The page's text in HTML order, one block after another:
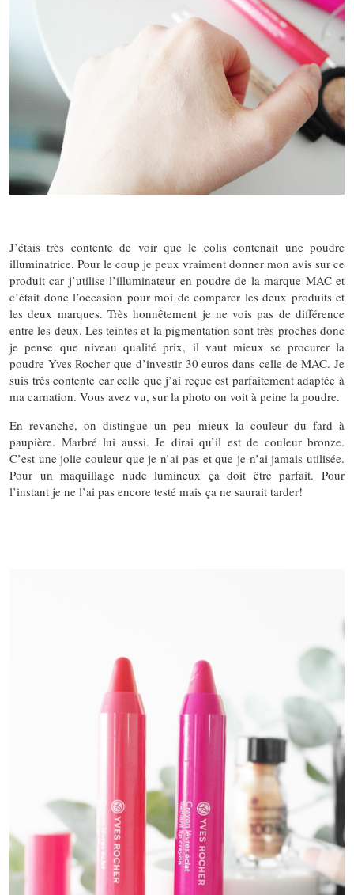
J’étais très contente de voir que le colis contenait une poudre
illuminatrice. Pour le coup je peux vraiment donner mon avis sur ce
produit car j’utilise l’illuminateur en poudre de la marque MAC et
c’était donc l’occasion pour moi de comparer les deux produits et
les deux marques. Très honnêtement je ne vois pas de différence
entre les deux. Les teintes et la pigmentation sont très proches donc
je pense que niveau qualité prix, il vaut mieux se procurer la
poudre Yves Rocher que d’investir 30 euros dans celle de MAC. Je
suis très contente car celle que j’ai reçue est parfaitement adaptée à
ma carnation. Vous avez vu, sur la photo on voit à peine la poudre.
En revanche, on distingue un peu mieux la couleur du fard à
paupière. Marbré lui aussi. Je dirai qu’il est de couleur bronze.
C’est une jolie couleur que je n’ai pas et que je n’ai jamais utilisée.
Pour un maquillage nude lumineux ça doit être parfait. Pour
l’instant je ne l’ai pas encore testé mais ça ne saurait tarder!